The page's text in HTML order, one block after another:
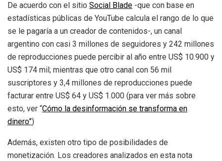
De acuerdo con el sitio Social Blade -que con base en
estadísticas públicas de YouTube calcula el rango de lo que
se le pagaría a un creador de contenidos-, un canal
argentino con casi 3 millones de seguidores y 242 millones
de reproducciones puede percibir al año entre US$ 10.900 y
US$ 174 mil; mientras que otro canal con 56 mil
suscriptores y 3,4 millones de reproducciones puede
facturar entre US$ 64 y US$ 1.000 (para ver más sobre
esto, ver “Cómo la desinformación se transforma en
dinero”)
Además, existen otro tipo de posibilidades de
monetización. Los creadores analizados en esta nota